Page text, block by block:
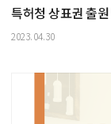
특허청 상표권 출
2023.04.30